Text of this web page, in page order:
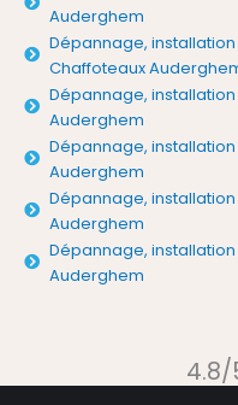
Auderghem
Dépannage,
Chaffoteaux
Dépannage,
Auderghem
Dépannage,
Auderghem
Dépannage,
Auderghem
Dépannage,
Auderghem
4.8/